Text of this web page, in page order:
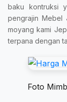
baku kontruksi
pengrajin Mebel
moyang kami
terpana dengan
Foto